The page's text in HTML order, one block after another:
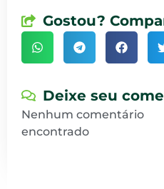
Gostou?
Deixe seu
Nenhum comentário
encontrado